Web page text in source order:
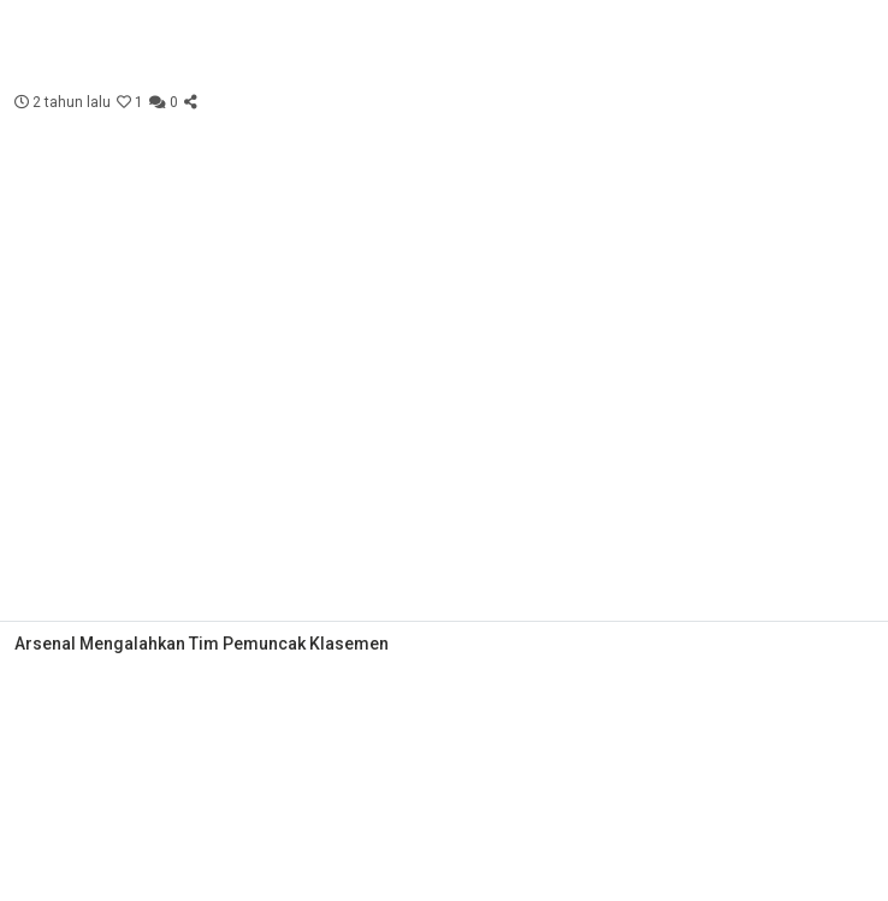
2 tahun lalu 1 0
Arsenal Mengalahkan Tim Pemuncak Klasemen